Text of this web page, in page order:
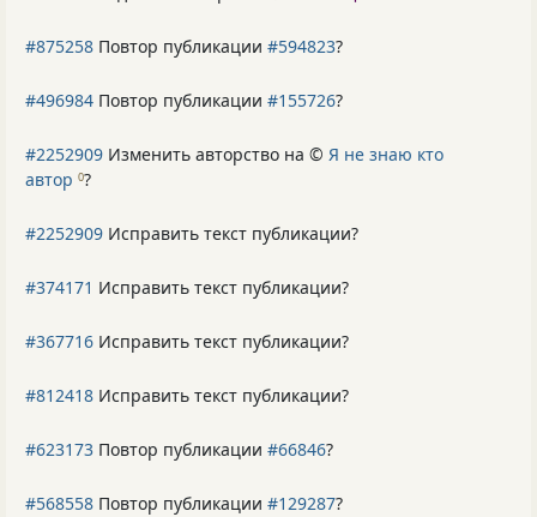
#875258 Повтор публикации #594823?
#496984 Повтор публикации #155726?
#2252909 Изменить авторство на © Я не знаю кто
автор 0?
#2252909 Исправить текст публикации?
#374171 Исправить текст публикации?
#367716 Исправить текст публикации?
#812418 Исправить текст публикации?
#623173 Повтор публикации #66846?
#568558 Повтор публикации #129287?